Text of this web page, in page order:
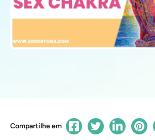
Compartilhe em